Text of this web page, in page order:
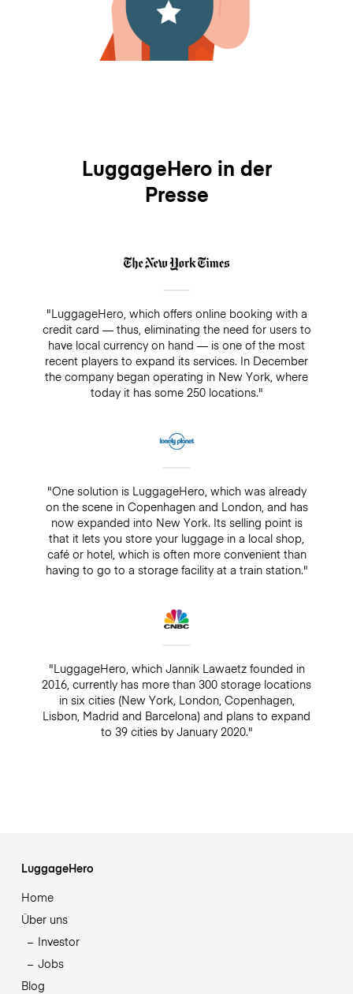
LuggageHero in der
Presse
"LuggageHero, which offers online booking with a
credit card — thus, eliminating the need for users to
have local currency on hand — is one of the most
recent players to expand its services. In December
the company began operating in New York, where
today it has some 250 locations."
"One solution is LuggageHero, which was already
on the scene in Copenhagen and London, and has
now expanded into New York. Its selling point is
that it lets you store your luggage in a local shop,
café or hotel, which is often more convenient than
having to go to a storage facility at a train station."
"LuggageHero, which Jannik Lawaetz founded in
2016, currently has more than 300 storage locations
in six cities (New York, London, Copenhagen,
Lisbon, Madrid and Barcelona) and plans to expand
to 39 cities by January 2020."
LuggageHero
Home
Über uns
Investor
Jobs
Blog